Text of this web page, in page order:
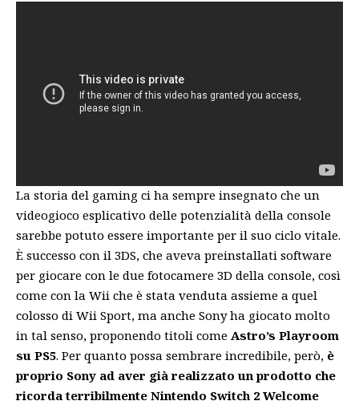
La storia del gaming ci ha sempre insegnato che un
videogioco esplicativo delle potenzialità della console
sarebbe potuto essere importante per il suo ciclo vitale.
È successo con il 3DS, che aveva preinstallati software
per giocare con le due fotocamere 3D della console, così
come con la Wii che è stata venduta assieme a quel
colosso di Wii Sport, ma anche Sony ha giocato molto
in tal senso, proponendo titoli come Astro’s Playroom
su PS5. Per quanto possa sembrare incredibile, però, è
proprio Sony ad aver già realizzato un prodotto che
ricorda terribilmente Nintendo Switch 2 Welcome